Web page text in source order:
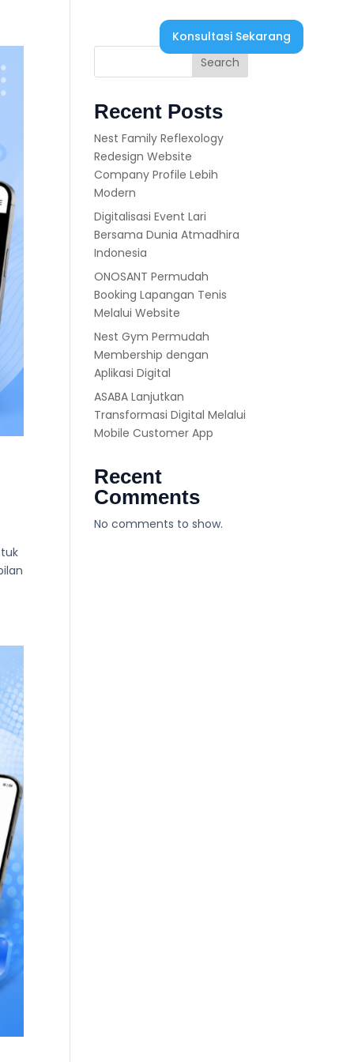
Konsultasi Sekarang
Search
Recent Posts
Nest Family Reflexology
Redesign Website
Company Profile Lebih
Modern
Digitalisasi Event Lari
Bersama Dunia Atmadhira
Indonesia
ONOSANT Permudah
Booking Lapangan Tenis
Melalui Website
Nest Gym Permudah
Membership dengan
Aplikasi Digital
ASABA Lanjutkan
Transformasi Digital Melalui
Mobile Customer App
Recent
Comments
No comments to show.